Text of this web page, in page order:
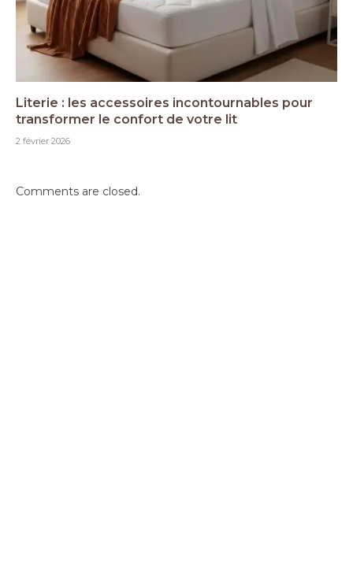
Literie : les accessoires incontournables pour
transformer le confort de votre lit
2 février 2026
Comments are closed.